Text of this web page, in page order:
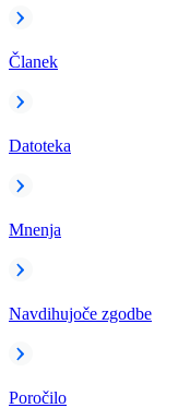
Članek
Datoteka
Mnenja
Navdihujoče zgodbe
Poročilo